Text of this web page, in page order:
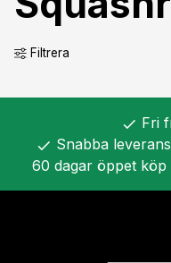
Filtrera
check Fri
check Snabba
60 dagar öppet köp